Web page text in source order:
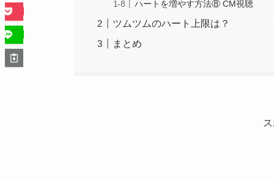
ハートを増やす方法⑧ CM視聴
ツムツムのハート上限は？
まとめ